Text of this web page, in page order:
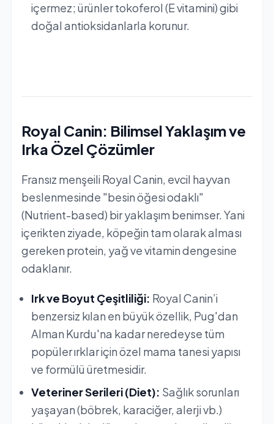
içermez; ürünler tokoferol (E vitamini) gibi
doğal antioksidanlarla korunur.
Royal Canin: Bilimsel Yaklaşım ve
Irka Özel Çözümler
Fransız menşeili Royal Canin, evcil hayvan
beslenmesinde "besin öğesi odaklı"
(Nutrient-based) bir yaklaşım benimser. Yani
içerikten ziyade, köpeğin tam olarak alması
gereken protein, yağ ve vitamin dengesine
odaklanır.
Irk ve Boyut Çeşitliliği: Royal Canin’i
benzersiz kılan en büyük özellik, Pug'dan
Alman Kurdu'na kadar neredeyse tüm
popüler ırklar için özel mama tanesi yapısı
ve formülü üretmesidir.
Veteriner Serileri (Diet): Sağlık sorunları
yaşayan (böbrek, karaciğer, alerji vb.)